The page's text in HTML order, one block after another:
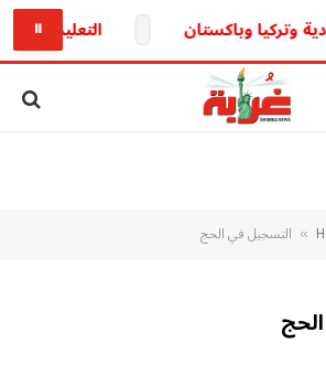
التعليم تكشف.. حقيقة تأجيل
⏸
» التسجيل في الحج